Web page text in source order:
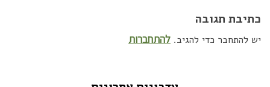
כתיבת תגובה
יש להתחבר כדי להגיב. להתחברות